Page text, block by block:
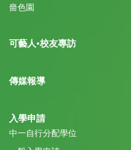
嗇色園
可藝人•校友專訪
傳媒報導
入學申請
中一自行分配學位